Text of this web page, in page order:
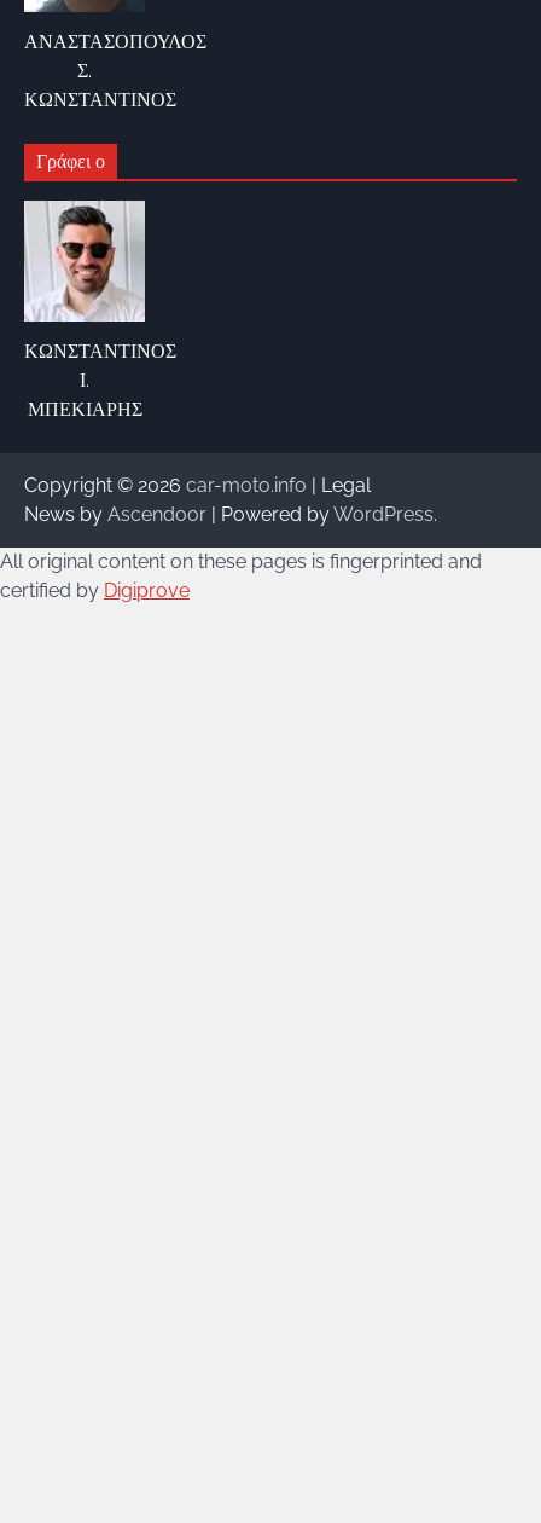
ΑΝΑΣΤΑΣΟΠΟΥΛΟΣ
Σ.
ΚΩΝΣΤΑΝΤΙΝΟΣ
Γράφει ο
ΚΩΝΣΤΑΝΤΙΝΟΣ
Ι.
ΜΠΕΚΙΑΡΗΣ
Copyright © 2026 car-moto.info | Legal
News by Ascendoor | Powered byWordPress.
All original content on these pages is fingerprinted and
certified by Digiprove